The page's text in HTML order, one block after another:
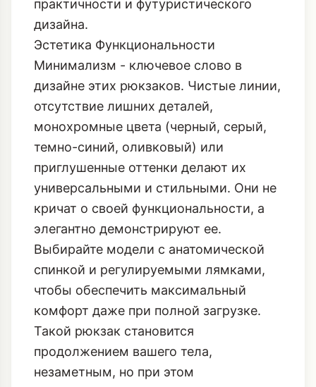
карт и документов, а также скрытыми
карманами для ценных вещей. Это
идеальное сочетание безопасности,
практичности и футуристического
дизайна.
Эстетика Функциональности
Минимализм - ключевое слово в
дизайне этих рюкзаков. Чистые линии,
отсутствие лишних деталей,
монохромные цвета (черный, серый,
темно-синий, оливковый) или
приглушенные оттенки делают их
универсальными и стильными. Они не
кричат о своей функциональности, а
элегантно демонстрируют ее.
Выбирайте модели с анатомической
спинкой и регулируемыми лямками,
чтобы обеспечить максимальный
комфорт даже при полной загрузке.